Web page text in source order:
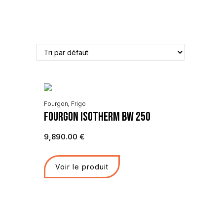
Fourgon, Frigo
Fourgon Isotherm BW 250
9,890.00 €
Voir le produit